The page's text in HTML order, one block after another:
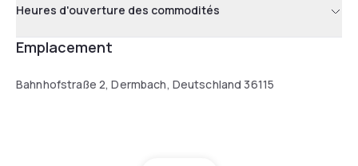
Heures d'ouverture des commodités
Emplacement
Bahnhofstraße 2, Dermbach, Deutschland 36115